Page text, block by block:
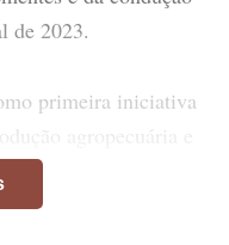
de 2023.
primeira iniciativa
agropecuária e
trazer soluções
prazos reduzidos,